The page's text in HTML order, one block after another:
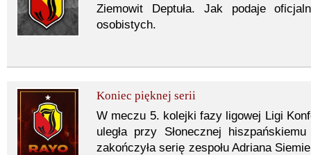
Ziemowit Deptuła. Jak podaje
osobistych.
Koniec pięknej serii
W meczu 5. kolejki fazy ligowej Ligi
uległa przy Słonecznej
zakończyła serię zespołu Adriana